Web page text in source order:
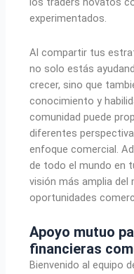
experimentados.
Al compartir tus
no solo estás
crecer, sino que
conocimiento y
comunidad puede
diferentes
enfoque comercial.
de todo el mundo en
visión más amplia del
oportunidades
Apoyo mutuo
financieras
Bienvenido al equipo